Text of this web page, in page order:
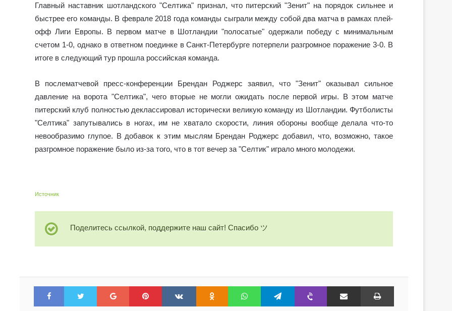
Главный наставник шотландского "Селтика" признал, что питерский "Зенит" на порядок сильнее и
быстрее его команды. В феврале 2018 года команды сыграли между собой два матча в рамках плей-
офф Лиги Европы. В первом матче в Шотландии "полосатые" одержали победу с минимальным
счетом 1-0, однако в ответном поединке в Санкт-Петербурге потерпели разгромное поражение 3-0. В
итоге в следующий тур прошла российская команда.
В послематчевой пресс-конференции Брендан Роджерс заявил, что "Зенит" оказывал сильное
давление на ворота "Селтика", чего вторые не могли ожидать после первой игры. В этом матче
питерский клуб полностью деклассировал исторически великую команду из Шотландии. Футболисты
"Селтика" запутывались в ногах, им не хватало скорости, линия обороны вообще делала что-то
невообразимо глупое. В добавок к этим мыслям Брендан Роджерс добавил, что, возможно, такое
разгромное поражение было из-за того, что в тот вечер за "Селтик" играло много молодежи.
Источник
Поделитесь ссылкой, поддержите наш сайт! Спасибо ツ
Facebook Twitter Google+ Pinterest VKontakte Odnoklassniki WhatsApp Telegram Viber Share via Email